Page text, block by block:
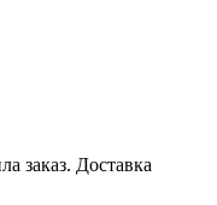
заказ. Доставка